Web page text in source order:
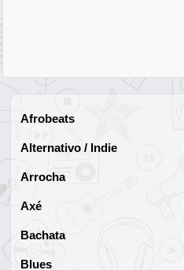
Afrobeats
Alternativo / Indie
Arrocha
Axé
Bachata
Blues